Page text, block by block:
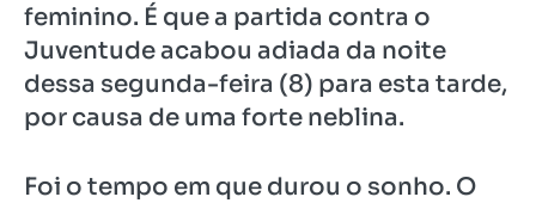
feminino. É que a partida contra o
Juventude acabou adiada da noite
dessa segunda-feira (8) para esta tarde,
por causa de uma forte neblina.
Foi o tempo em que durou o sonho. O